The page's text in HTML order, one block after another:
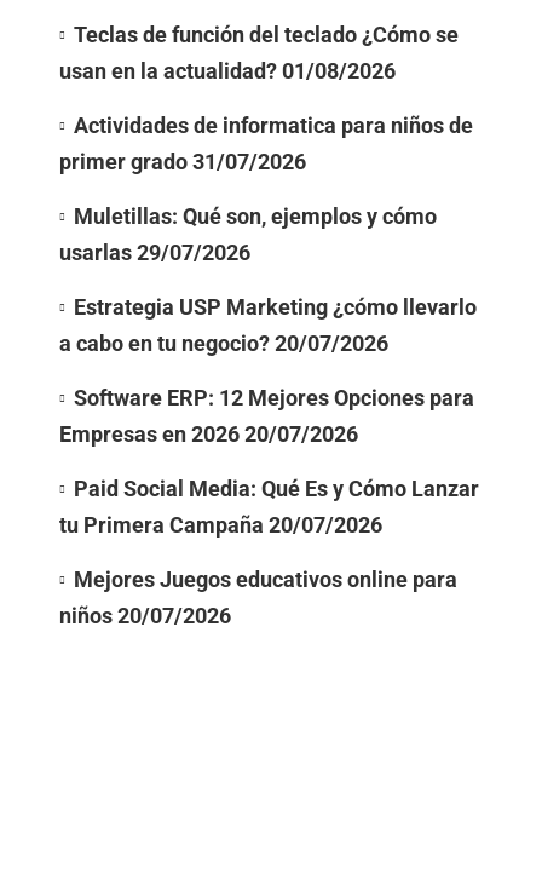
Teclas de función del teclado ¿Cómo se
usan en la actualidad?01/08/2026
Actividades de informatica para niños de
primer grado31/07/2026
Muletillas: Qué son, ejemplos y cómo
usarlas29/07/2026
Estrategia USP Marketing ¿cómo llevarlo
a cabo en tu negocio?20/07/2026
Software ERP: 12 Mejores Opciones para
Empresas en 202620/07/2026
Paid Social Media: Qué Es y Cómo Lanzar
tu Primera Campaña 20/07/2026
Mejores Juegos educativos online para
niños20/07/2026